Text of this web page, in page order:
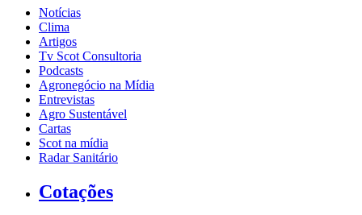
Notícias
Clima
Artigos
Tv Scot Consultoria
Podcasts
Agronegócio na Mídia
Entrevistas
Agro Sustentável
Cartas
Scot na mídia
Radar Sanitário
Cotações